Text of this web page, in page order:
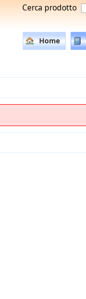
Cerca prodotto
Home